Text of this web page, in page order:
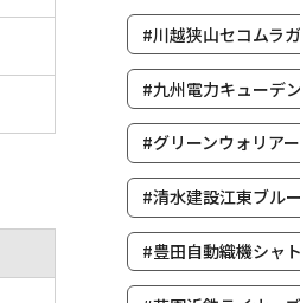
#川越狭山セコムラ
#九州電力キューデ
#グリーンウォリア
#清水建設江東ブル
#豊田自動織機シャ